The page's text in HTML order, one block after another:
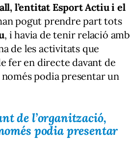
l’entitat Esport Actiu i el
pogut prendre part tots
, i havia de tenir relació amb
de les activitats que
fer en directe davant de
podia presentar un
de l’organització,
podia presentar